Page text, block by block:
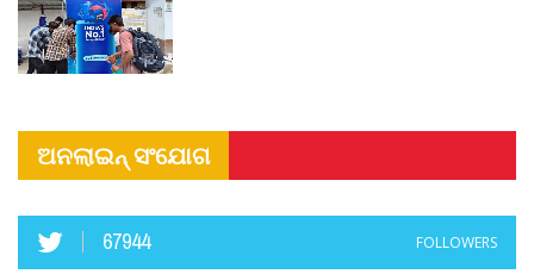
ଅନଲାଇନ୍ ସଂଯୋଗ
67944 FOLLOWERS